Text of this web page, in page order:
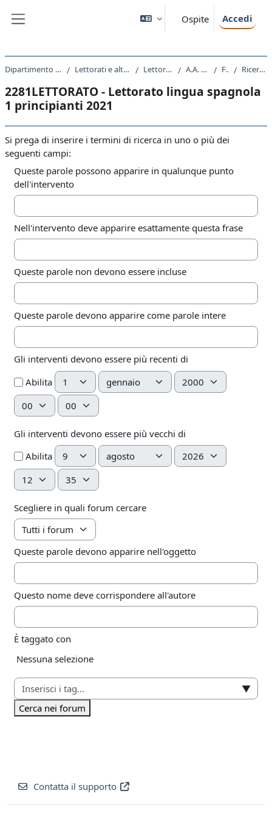
Ospite Accedi
Dipartimento di Studi Umanistici Lettorati e altre attivita' didattiche Lettorati - Lettorati A.A. 2021 - 2022 Forum Ricerca avanzata
2281LETTORATO - Lettorato lingua spagnola
1 principianti 2021
Si prega di inserire i termini di ricerca in uno o più dei
seguenti campi:
Queste parole possono apparire in qualunque punto
dell'intervento
Nell'intervento deve apparire esattamente questa frase
Queste parole non devono essere incluse
Queste parole devono apparire come parole intere
Gli interventi devono essere più recenti di
Abilita Giorno Mese
Anno
Ora
Minuto
Gli interventi devono essere più vecchi di
Abilita Giorno Mese
Anno
Ora
Minuto
Scegliere in quali forum cercare
Queste parole devono apparire nell'oggetto
Questo nome deve corrispondere all'autore
È taggato con
Elementi selezionati:
Nessuna selezione
▼
Cerca nei forum
Contatta il supporto